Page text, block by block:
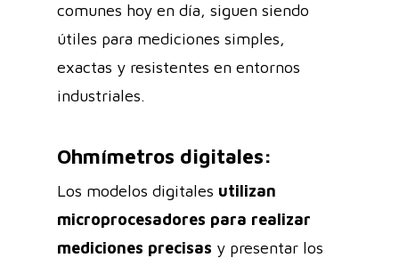
comunes hoy en día, siguen siendo
útiles para mediciones simples,
exactas y resistentes en entornos
industriales.
Ohmímetros digitales:
Los modelos digitales utilizan
microprocesadores para realizar
mediciones precisas y presentar los